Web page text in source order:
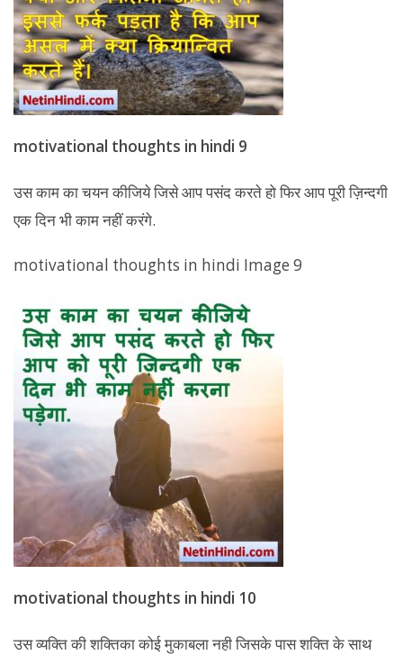
motivational thoughts in hindi 9
उस काम का चयन कीजिये जिसे आप पसंद करते हो फिर आप पूरी ज़िन्दगी
एक दिन भी काम नहीं करंगे.
motivational thoughts in hindi Image 9
motivational thoughts in hindi 10
उस व्यक्ति की शक्तिका कोई मुकाबला नही जिसके पास शक्ति के साथ